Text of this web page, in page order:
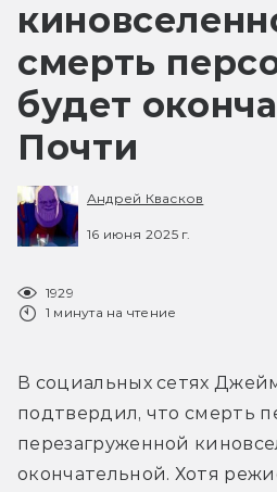
смерть
будет
Почти
Андрей Квасков
16 июня 2025 г.
1929
1 минута на чтение
В социальных сетях
подтвердил, что смерть
перезагруженной
окончательной. Хотя